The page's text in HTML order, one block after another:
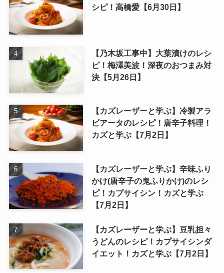
シピ！高橋愛【6月30日】
【乃木坂工事中】大葉漬けのレシ
ピ！梅澤美波！深夜のおつまみ対
決【5月26日】
【カズレーザーと学ぶ】冷製アラ
ビアータのレシピ！唐辛子料理！
カズと学ぶ【7月2日】
【カズレーザーと学ぶ】辛味ふり
かけ(唐辛子の鬼ふりかけ)のレシ
ピ！カプサイシン！カズと学ぶ
【7月2日】
【カズレーザーと学ぶ】豆乳担々
うどんのレシピ！カプサイシンダ
イエット！カズと学ぶ【7月2日】